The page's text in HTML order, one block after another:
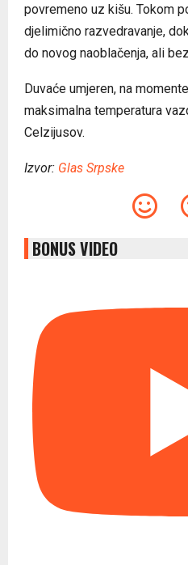
povremeno uz kišu. Tokom
djelimično razvedravanje,
do novog naoblačenja, ali
Duvaće umjeren, na
maksimalna temperatura
Celzijusov.
Izvor: Glas Srpske
BONUS VIDEO